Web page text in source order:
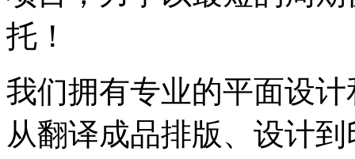
托！
我们拥有专业的平面设计
从翻译成品排版、设计